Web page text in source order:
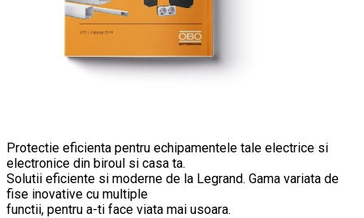
Protectie eficienta pentru echipamentele tale electrice si
electronice din biroul si casa ta.
Solutii eficiente si moderne de la Legrand. Gama variata de
fise inovative cu multiple
functii, pentru a-ti face viata mai usoara.